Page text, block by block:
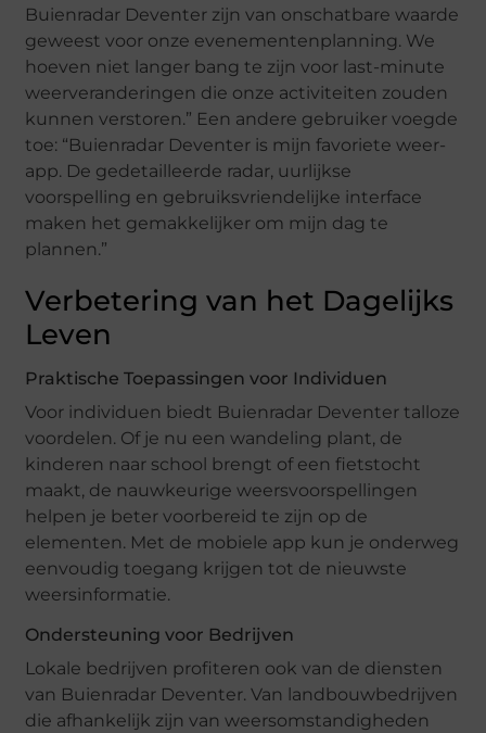
Buienradar Deventer zijn van onschatbare waarde
geweest voor onze evenementenplanning. We
hoeven niet langer bang te zijn voor last-minute
weerveranderingen die onze activiteiten zouden
kunnen verstoren.” Een andere gebruiker voegde
toe: “Buienradar Deventer is mijn favoriete weer-
app. De gedetailleerde radar, uurlijkse
voorspelling en gebruiksvriendelijke interface
maken het gemakkelijker om mijn dag te
plannen.”
Verbetering van het Dagelijks
Leven
Praktische Toepassingen voor Individuen
Voor individuen biedt Buienradar Deventer talloze
voordelen. Of je nu een wandeling plant, de
kinderen naar school brengt of een fietstocht
maakt, de nauwkeurige weersvoorspellingen
helpen je beter voorbereid te zijn op de
elementen. Met de mobiele app kun je onderweg
eenvoudig toegang krijgen tot de nieuwste
weersinformatie.
Ondersteuning voor Bedrijven
Lokale bedrijven profiteren ook van de diensten
van Buienradar Deventer. Van landbouwbedrijven
die afhankelijk zijn van weersomstandigheden